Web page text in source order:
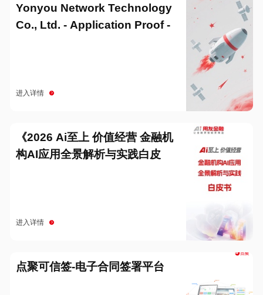
Yonyou Network Technology
Co., Ltd. - Application Proof -
进入详情
《2026 Ai至上 价值经营 金融机
构AI应用全景解析与实践白皮
进入详情
点聚可信签-电子合同签署平台